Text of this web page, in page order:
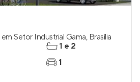
em Setor Industrial Gama, Brasília
1 e 2
1